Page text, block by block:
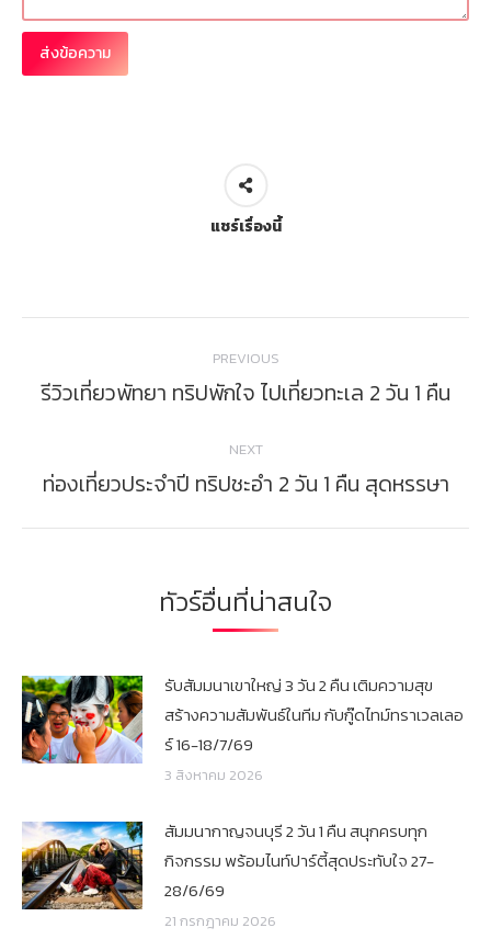
แชร์เรื่องนี้
navigation
PREVIOUS
Previous
รีวิวเที่ยวพัทยา ทริปพักใจ ไปเที่ยวทะเล 2 วัน 1 คืน
NEXT
Next
ท่องเที่ยวประจำปี ทริปชะอำ 2 วัน 1 คืน สุดหรรษา
ทัวร์อื่นที่น่าสนใจ
รับสัมมนาเขาใหญ่ 3 วัน 2 คืน เติมความสุข
สร้างความสัมพันธ์ในทีม กับกู๊ดไทม์ทราเวลเลอ
ร์ 16-18/7/69
3 สิงหาคม 2026
สัมมนากาญจนบุรี 2 วัน 1 คืน สนุกครบทุก
กิจกรรม พร้อมไนท์ปาร์ตี้สุดประทับใจ 27-
28/6/69
21 กรกฎาคม 2026